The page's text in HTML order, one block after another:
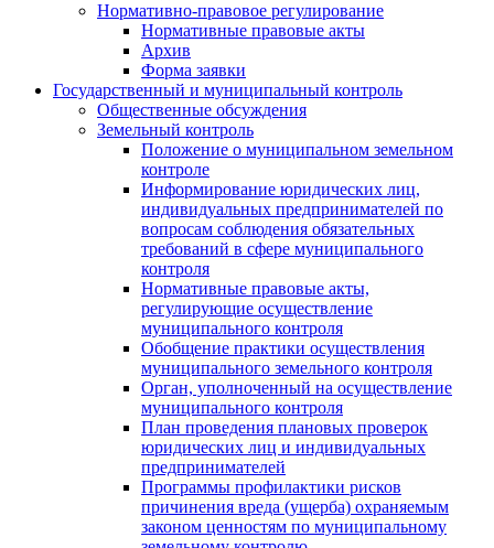
Нормативно-правовое регулирование
Нормативные правовые акты
Архив
Форма заявки
Государственный и муниципальный контроль
Общественные обсуждения
Земельный контроль
Положение о муниципальном земельном
контроле
Информирование юридических лиц,
индивидуальных предпринимателей по
вопросам соблюдения обязательных
требований в сфере муниципального
контроля
Нормативные правовые акты,
регулирующие осуществление
муниципального контроля
Обобщение практики осуществления
муниципального земельного контроля
Орган, уполноченный на осуществление
муниципального контроля
План проведения плановых проверок
юридических лиц и индивидуальных
предпринимателей
Программы профилактики рисков
причинения вреда (ущерба) охраняемым
законом ценностям по муниципальному